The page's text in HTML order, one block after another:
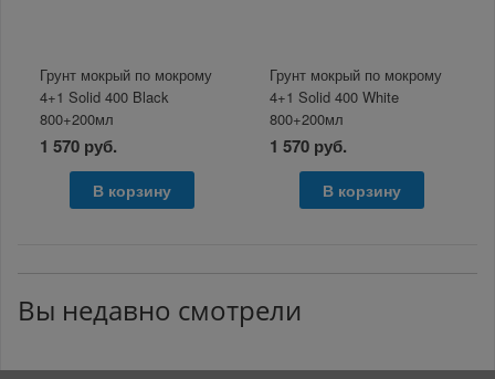
Грунт мокрый по мокрому
4+1 Solid 400 Black
800+200мл
1 570 руб.
В корзину
Грунт мокрый по мокрому
4+1 Solid 400 White
800+200мл
1 570 руб.
В корзину
Вы недавно смотрели